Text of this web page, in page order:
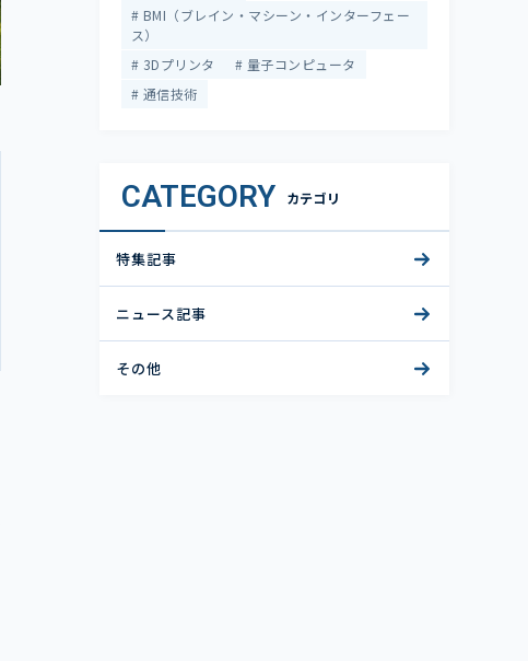
BMI（ブレイン・マシーン・インターフェー
ス）
3Dプリンタ
量子コンピュータ
通信技術
CATEGORY カテゴリ
特集記事
ニュース記事
その他